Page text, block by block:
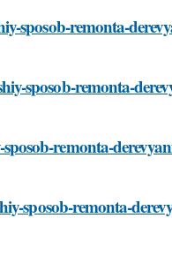
sposob-remonta-
sposob-remonta-
remonta-
sposob-remonta-